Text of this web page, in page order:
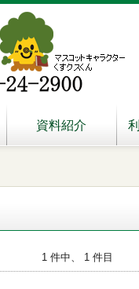
資料紹介
1 件中、 1 件目